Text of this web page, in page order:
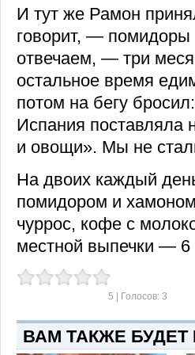
И тут же Рамон
говорит, —
отвечаем, — три
остальное время
потом на бегу
Испания поставляла
и овощи». Мы не
На двоих каждый
помидором и
чуррос, кофе с
местной выпечки — 6
5 | Голосов: 3
ВАМ ТАКЖЕ